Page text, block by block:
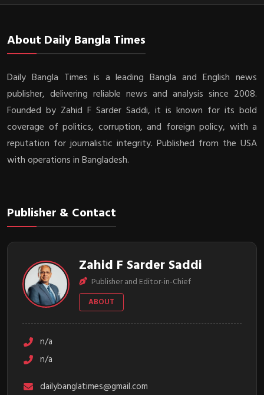
About Daily Bangla Times
Daily Bangla Times is a leading Bangla and English news
publisher, delivering reliable news and analysis since 2008.
Founded by Zahid F Sarder Saddi, it is known for its bold
coverage of politics, corruption, and foreign policy, with a
reputation for journalistic integrity. Published from the USA
with operations in Bangladesh.
Publisher & Contact
Zahid F Sarder Saddi
Publisher and Editor-in-Chief
ABOUT
n/a
n/a
dailybanglatimes@gmail.com